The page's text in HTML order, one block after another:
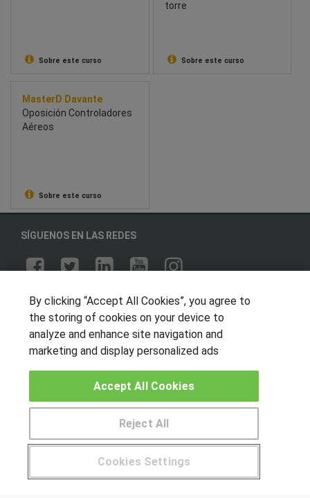
Sobre este curso
torre
Sobre este curso
MasterD Davante
Oposición Controladores
Aéreos
Sobre este curso
Pide más información al centro
¿Tienes alguna duda? 900 264 357
SÍGUENOS EN LAS REDES
OTROS GRUPOS DE INTERES
Muro de los idiomas
Hablemos de empleo
CENTROS DE FORMACIÓN
By clicking “Accept All Cookies”, you agree to
the storing of cookies on your device to
analyze and enhance site navigation and
marketing and display personalized ads
Cookies Settings
Reject All
Accept All Cookies